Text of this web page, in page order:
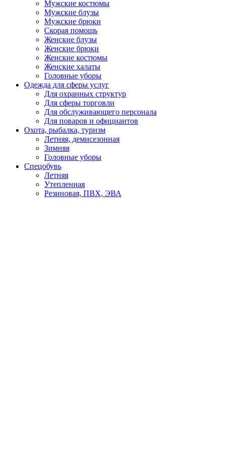
Мужские костюмы
Мужские блузы
Мужские брюки
Скорая помощь
Женские блузы
Женские брюки
Женские костюмы
Женские халаты
Головные уборы
Одежда для сферы услуг
Для охранных структур
Для сферы торговли
Для обслуживающего персонала
Для поваров и официантов
Охота, рыбалка, туризм
Летняя, демисезонная
Зимняя
Головные уборы
Спецобувь
Летняя
Утепленная
Резиновая, ПВХ, ЭВА